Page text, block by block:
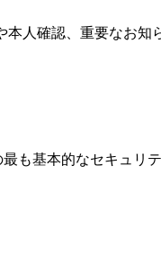
人確認、重要なお
も基本的なセキュリ